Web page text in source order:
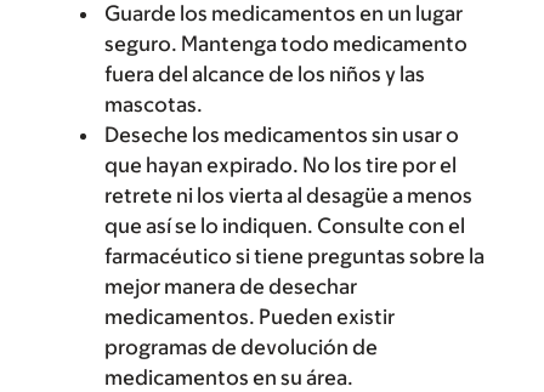
Guarde los medicamentos en un lugar
seguro. Mantenga todo medicamento
fuera del alcance de los niños y las
mascotas.
Deseche los medicamentos sin usar o
que hayan expirado. No los tire por el
retrete ni los vierta al desagüe a menos
que así se lo indiquen. Consulte con el
farmacéutico si tiene preguntas sobre la
mejor manera de desechar
medicamentos. Pueden existir
programas de devolución de
medicamentos en su área.